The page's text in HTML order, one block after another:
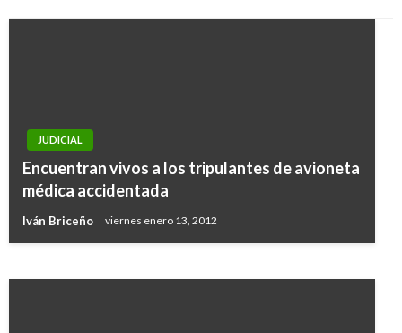
JUDICIAL
Encuentran vivos a los tripulantes de avioneta
médica accidentada
Iván Briceño viernes enero 13, 2012
Aplazan para el 6 de abril sentencia contra Luis